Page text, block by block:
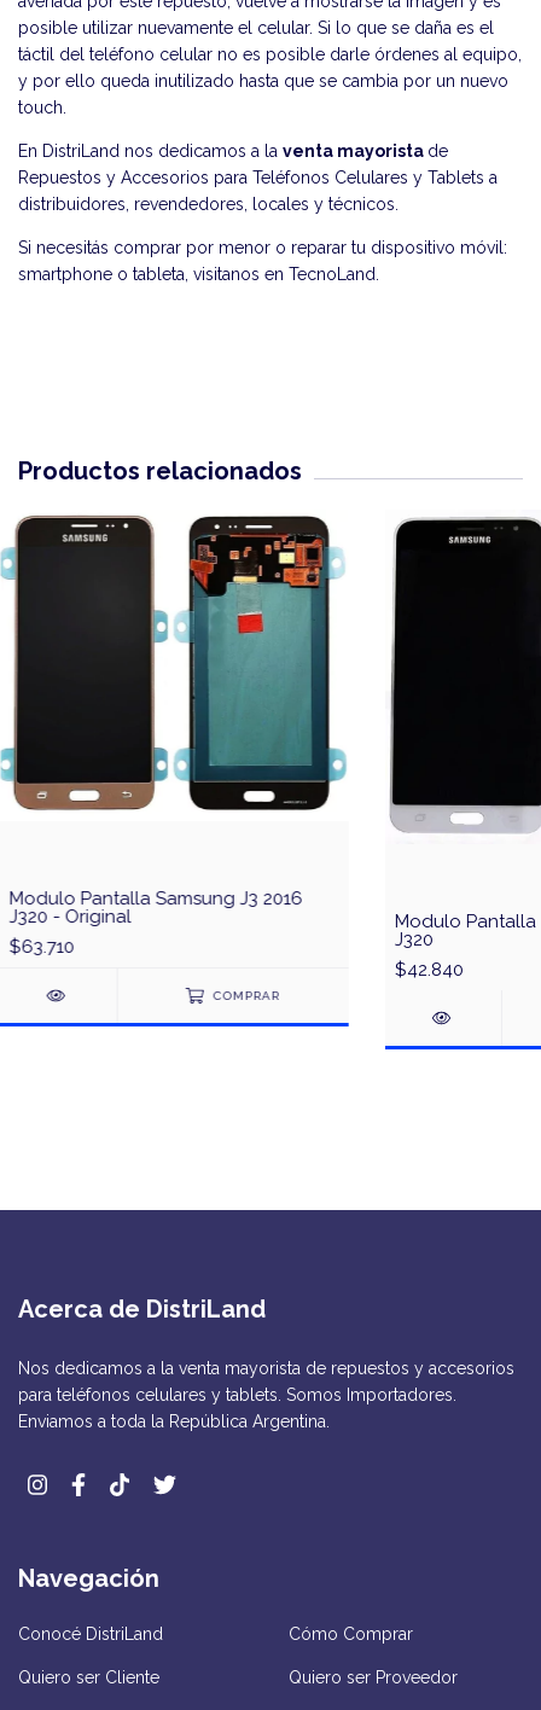
posible utilizar nuevamente el celular. Si lo que se daña es el
táctil del teléfono celular no es posible darle órdenes al equipo,
y por ello queda inutilizado hasta que se cambia por un nuevo
touch.
En DistriLand nos dedicamos a la venta mayorista de
Repuestos y Accesorios para Teléfonos Celulares y Tablets a
distribuidores, revendedores, locales y técnicos.
Si necesitás comprar por menor o reparar tu dispositivo móvil:
smartphone o tableta, visitanos en TecnoLand
Productos relacionados
Modulo Pantalla Samsung J3 2016
J320 - Original
$63.710
COMPRAR
Modulo Pantalla
J320
$42.840
Acerca de DistriLand
Nos dedicamos a la venta mayorista de repuestos y accesorios
para teléfonos celulares y tablets. Somos Importadores.
Enviamos a toda la República Argentina.
Navegación
Conocé DistriLand Cómo Comprar
Quiero ser Cliente Quiero ser Proveedor